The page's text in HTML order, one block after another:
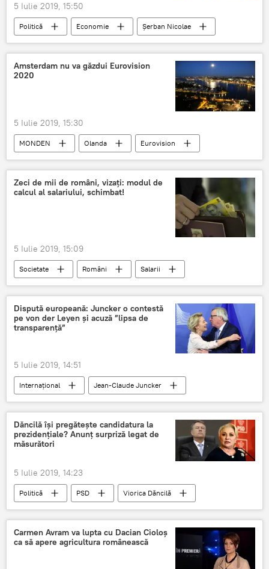
5 Iulie 2019, 15:50
Politică Economie
Șerban Nicolae
BNR
Mugur Isărescu
Amsterdam nu va găzdui Eurovision
2020
5 Iulie 2019, 15:30
MONDEN Olanda Eurovision
Zeci de mii de români, vizați: modul de
calcul al salariului, schimbat!
5 Iulie 2019, 15:09
Societate Români Salarii
Dispută europeană: Juncker o contestă
pe von der Leyen și acuză ”lipsa de
transparență”
5 Iulie 2019, 14:51
Internaţional
Jean-Claude Juncker
Uniunea Europeană
Ursula von der Leyen
Dăncilă își pregătește candidatura la
prezidențiale? Anunț surpriză legat de
măsurători
5 Iulie 2019, 14:23
Politică PSD
Viorica Dăncilă
Alegerile prezidențiale
Carmen Avram va lupta cu Dacian Cioloș
ca să apere agricultura românească